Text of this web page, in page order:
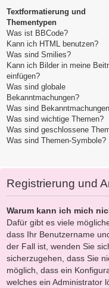
Textformatierung und
Thementypen
Was ist BBCode?
Kann ich HTML benutzen?
Was sind Smilies?
Kann ich Bilder in meine
einfügen?
Was sind globale
Bekanntmachungen?
Was sind
Was sind wichtige Themen?
Was sind geschlossene
Was sind Themen-Symbole?
Registrierung und
Warum kann ich mich
Dafür gibt es viele
dass Ihr Benutzername
der Fall ist, wenden Sie
sicherzugehen, dass Sie
möglich, dass ein
welches ein Administrator